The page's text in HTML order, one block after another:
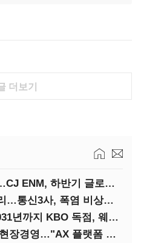
더보기
티빙·콘텐츠 IP 키운다…CJ ENM, 하반기 글로벌 확장 가속
작업자·통신망 이중 관리…통신3사, 폭염 비상대응 돌입
티빙 첫 분기 흑자…"2031년까지 KBO 독점, 웨이브 합병도 속도"
박윤영 KT 대표, AIDC 현장경영…"AX 플랫폼 핵심 인프라로 키운다"